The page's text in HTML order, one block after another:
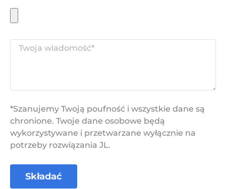
*Szanujemy Twoją poufność i wszystkie dane są
chronione. Twoje dane osobowe będą
wykorzystywane i przetwarzane wyłącznie na
potrzeby rozwiązania JL.
Składać